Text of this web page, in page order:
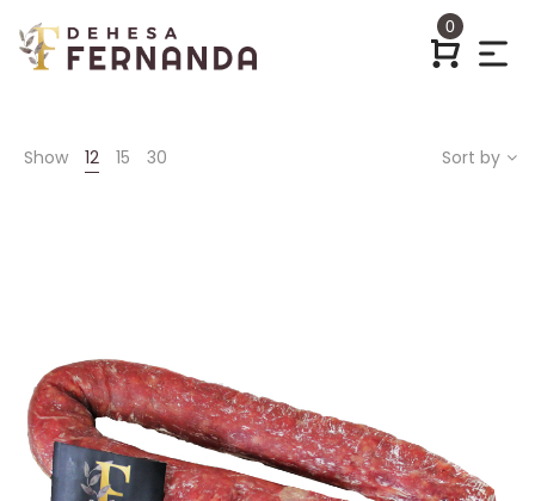
0
Show 12 15 30 Sort by